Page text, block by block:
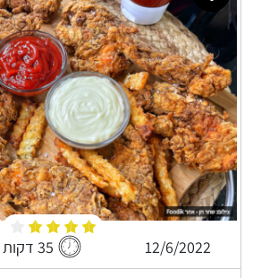
12/6/2022 35 דקות